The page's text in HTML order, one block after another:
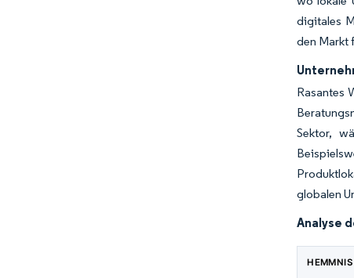
digitales
den Markt
Rasantes
Sektor,
globalen
Analyse
HEMMNIS